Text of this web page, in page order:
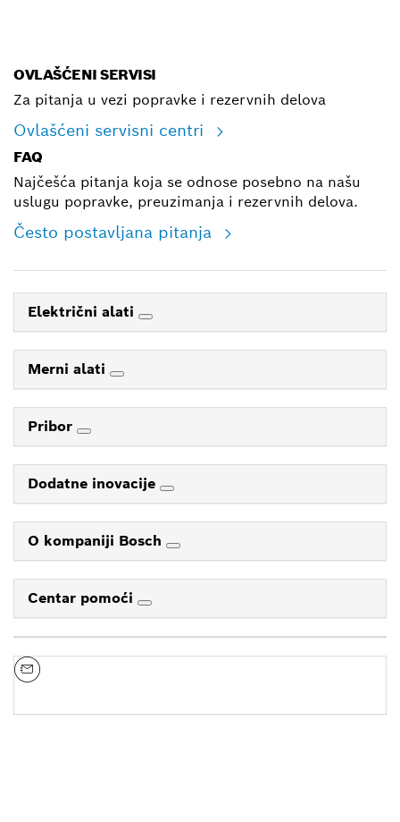
OVLAŠĆENI SERVISI
Za pitanja u vezi popravke i rezervnih delova
Ovlašćeni servisni centri
FAQ
Najčešća pitanja koja se odnose posebno na našu
uslugu popravke, preuzimanja i rezervnih delova.
Često postavljana pitanja
Električni alati
Merni alati
Pribor
Dodatne inovacije
O kompaniji Bosch
Centar pomoći